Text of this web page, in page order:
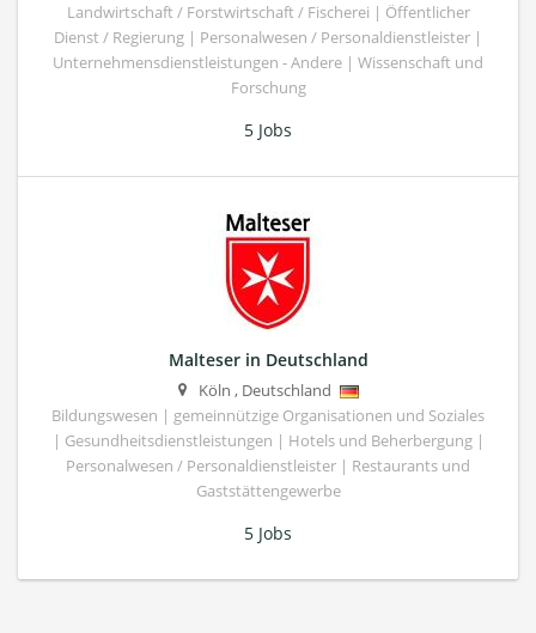
Landwirtschaft / Forstwirtschaft / Fischerei | Öffentlicher
Dienst / Regierung | Personalwesen / Personaldienstleister |
Unternehmensdienstleistungen - Andere | Wissenschaft und
Forschung
5 Jobs
Malteser in Deutschland
Köln , Deutschland
Bildungswesen | gemeinnützige Organisationen und Soziales
| Gesundheitsdienstleistungen | Hotels und Beherbergung |
Personalwesen / Personaldienstleister | Restaurants und
Gaststättengewerbe
5 Jobs